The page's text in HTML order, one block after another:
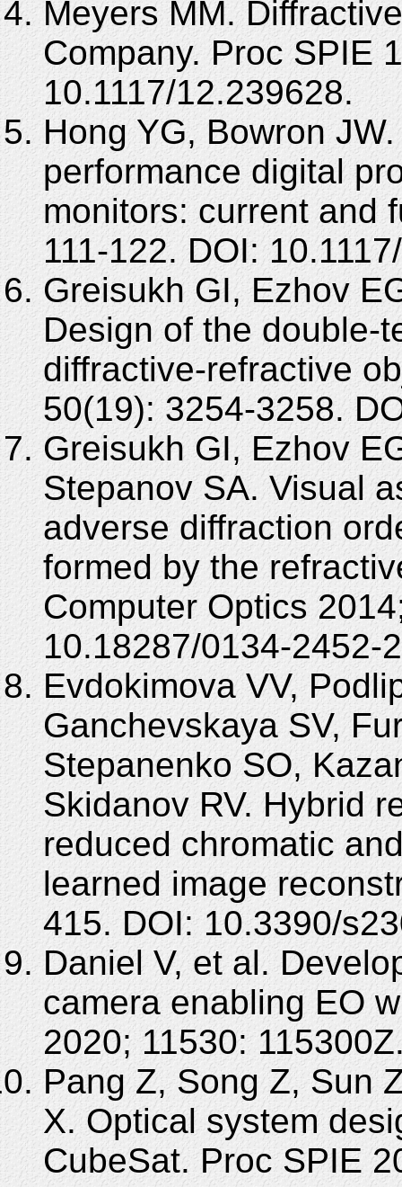
Meyers MM.
Company. Proc SPIE
10.1117/12.239628.
Hong YG, Bowron
performance digital
monitors: current and
111-122. DOI:
Greisukh GI, Ezhov
Design of the double-
diffractive-refractive
50(19): 3254-3258.
Greisukh GI, Ezhov
Stepanov SA. Visual
adverse diffraction
formed by the
Computer Optics
10.18287/0134-2452-
Evdokimova VV,
Ganchevskaya SV,
Stepanenko SO,
Skidanov RV. Hybrid
reduced chromatic
learned image
415. DOI: 10.3390/
Daniel V, et al.
camera enabling EO
2020; 11530:
Pang Z, Song Z, Sun
X. Optical system
CubeSat. Proc SPIE